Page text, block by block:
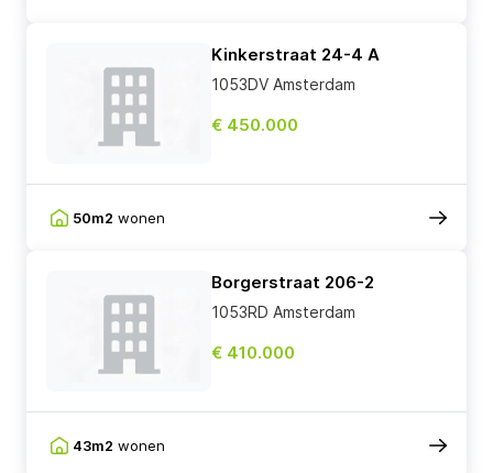
Kinkerstraat 24-4 A
1053DV Amsterdam
€ 450.000
50m2 wonen
Borgerstraat 206-2
1053RD Amsterdam
€ 410.000
43m2 wonen